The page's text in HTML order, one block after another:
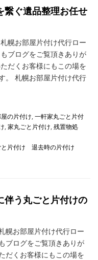
繋ぐ遺品整理お任せ
幌お部屋片付け代行ロー
ブログをご覧頂きありが
だくお客様にもこの場を
。 札幌お部屋片付け代行
の片付け, 一軒家丸ごと片付
, 家丸ごと片付け, 残置物処
片付け
退去時の片付け
伴う丸ごと片付けの
幌お部屋片付け代行ロー
ブログをご覧頂きありが
だくお客様にもこの場を